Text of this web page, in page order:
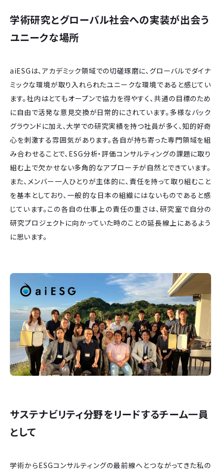
学術研究とグローバル社会への実装が出会う
ユニークな場所
aiESGは、アカデミック領域での切磋琢磨に、グローバルでダイナ
ミックな環境が取り入れられたユニークな環境であると感じてい
ます。社内はとてもオープンで協力を得やすく、共通の目標のため
に自由で活発な意見交換が日常的にされています。多様なバック
グラウンドに加え、大学での研究実績を持つ社員が多く、知的好奇
心を刺激する雰囲気があります。各自が持ち寄った専門領域を組
み合わせることで、ESG分析・評価コンサルティングの課題に取り
組む上で欠かせない多角的なアプローチが自然とできています。
また、メンバー一人ひとりが主体的に、責任を持って取り組むこと
を基本としており、一般的な日本の組織にはないものであると感
じています。この各自の仕事上の責任の重さは、研究室で自分の
研究プロジェクトに向かっていた時のことの延長線上にあるよう
に思います。
サステナビリティ分野をリードするチーム一員
として
学術からESGコンサルティングの最前線へとつながってきた私の